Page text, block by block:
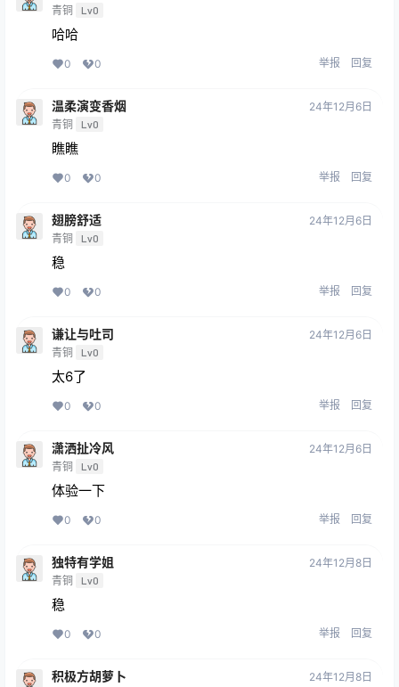
青铜 Lv0
哈哈
0 0 举报 回复
温柔演变香烟
青铜 Lv0
24年12月6日
瞧瞧
0 0 举报 回复
翅膀舒适
青铜 Lv0
24年12月6日
稳
0 0 举报 回复
谦让与吐司
青铜 Lv0
24年12月6日
太6了
0 0 举报 回复
潇洒扯冷风
青铜 Lv0
24年12月6日
体验一下
0 0 举报 回复
独特有学姐
青铜 Lv0
24年12月8日
稳
0 0 举报 回复
积极方胡萝卜 24年12月8日